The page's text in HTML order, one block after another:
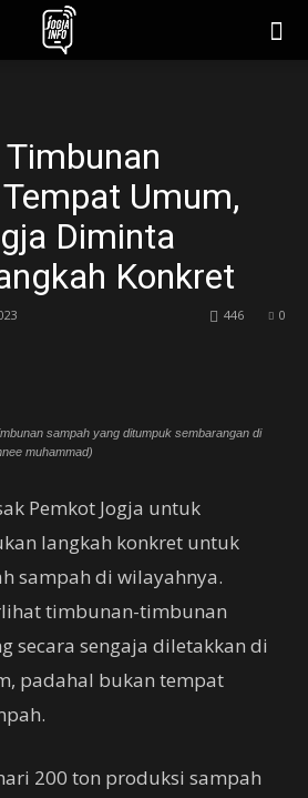
Umum,
Diminta
Konkret
0
446
sampah yang ditumpuk sembarangan di
muhammad)
Pemkot Jogja untuk
langkah konkret untuk
sampah di wilayahnya.
timbunan-timbunan
secara sengaja diletakkan di
padahal bukan tempat
200 ton produksi sampah